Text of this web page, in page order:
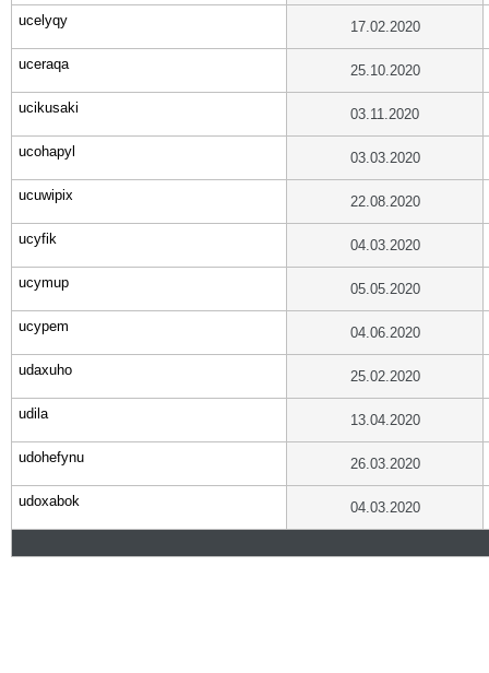
ucelyqy 17.02.2020
uceraqa 25.10.2020
ucikusaki 03.11.2020
ucohapyl 03.03.2020
ucuwipix 22.08.2020
ucyfik 04.03.2020
ucymup 05.05.2020
ucypem 04.06.2020
udaxuho 25.02.2020
udila 13.04.2020
udohefynu 26.03.2020
udoxabok 04.03.2020